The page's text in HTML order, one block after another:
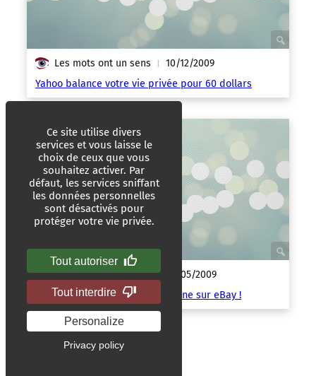
Les mots ont un sens | 10/12/2009
Yahoo balance votre vie privée pour 60 dollars
Les mots ont un sens | 14/05/2009
La défense antimissile américaine sur eBay !
Ce site utilise divers
services et vous laisse le
choix de ceux que vous
souhaitez activer. Par
défaut, les services sniffant
les données personnelles
sont désactivés pour
protéger votre vie privée.
Tout autoriser
Tout interdire
Personalize
Privacy policy